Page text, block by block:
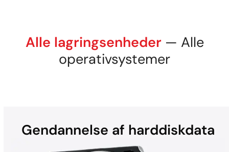
Alle lagringsenheder — Alle
operativsystemer
Gendannelse af harddiskdata